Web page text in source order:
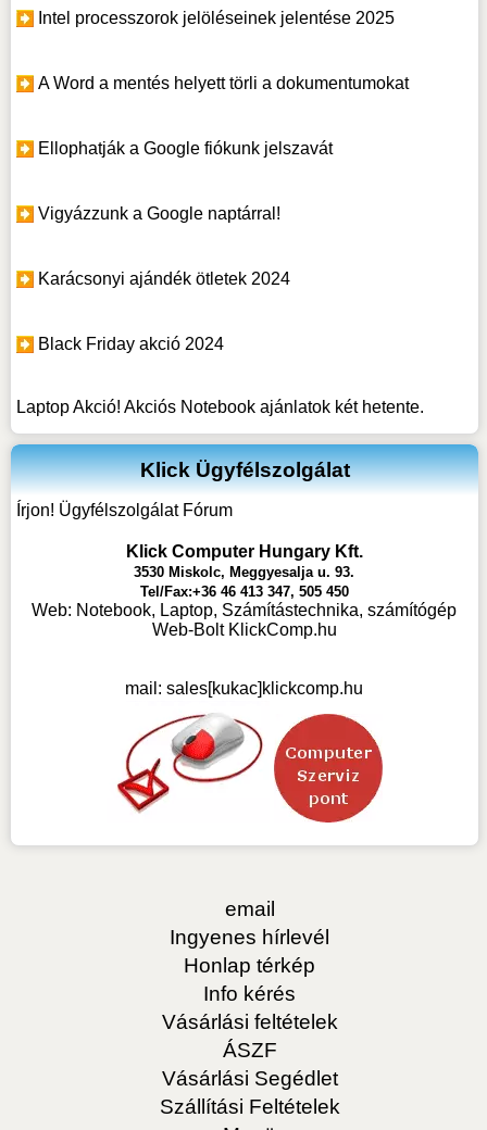
Intel processzorok jelöléseinek jelentése 2025
A Word a mentés helyett törli a dokumentumokat
Ellophatják a Google fiókunk jelszavát
Vigyázzunk a Google naptárral!
Karácsonyi ajándék ötletek 2024
Black Friday akció 2024
Laptop Akció! Akciós Notebook ajánlatok két hetente.
Klick Ügyfélszolgálat
Írjon! Ügyfélszolgálat Fórum
Klick Computer Hungary Kft.
3530 Miskolc, Meggyesalja u. 93.
Tel/Fax:+36 46 413 347, 505 450
Web: Notebook, Laptop, Számítástechnika, számítógép
Web-Bolt KlickComp.hu
mail:sales[kukac]klickcomp.hu
email
Ingyenes hírlevél
Honlap térkép
Info kérés
Vásárlási feltételek
ÁSZF
Vásárlási Segédlet
Szállítási Feltételek